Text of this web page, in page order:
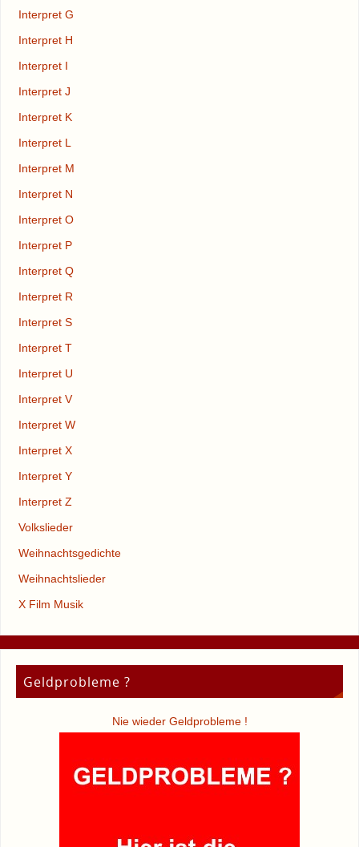
Interpret G
Interpret H
Interpret I
Interpret J
Interpret K
Interpret L
Interpret M
Interpret N
Interpret O
Interpret P
Interpret Q
Interpret R
Interpret S
Interpret T
Interpret U
Interpret V
Interpret W
Interpret X
Interpret Y
Interpret Z
Volkslieder
Weihnachtsgedichte
Weihnachtslieder
X Film Musik
Geldprobleme ?
Nie wieder Geldprobleme !